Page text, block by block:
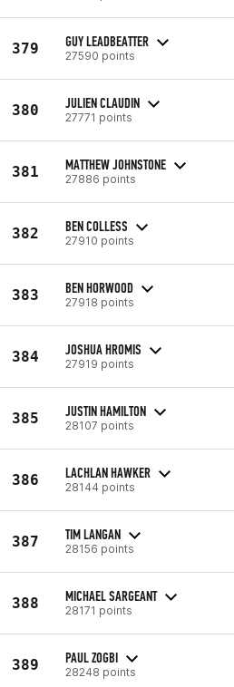
379 GUY LEADBEATTER
27590 points
380 JULIEN CLAUDIN
27771 points
381 MATTHEW JOHNSTONE
27886 points
382 BEN COLLESS
27910 points
383 BEN HORWOOD
27918 points
384 JOSHUA HROMIS
27919 points
385 JUSTIN HAMILTON
28107 points
386 LACHLAN HAWKER
28144 points
387 TIM LANGAN
28156 points
388 MICHAEL SARGEANT
28171 points
389 PAUL ZOGBI
28248 points